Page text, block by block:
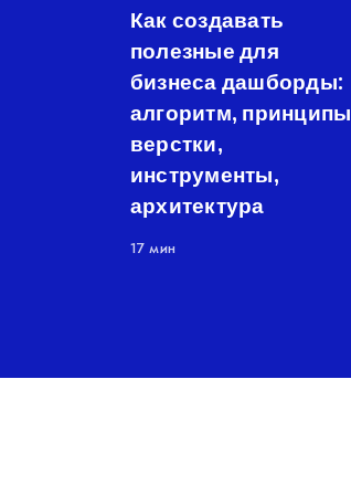
Как создавать
полезные для
бизнеса дашборды:
алгоритм, принципы
верстки,
инструменты,
архитектура
17 мин